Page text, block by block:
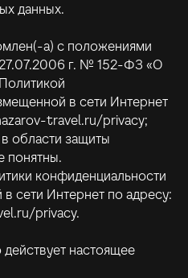
данных.
а) с положениями
г. № 152-ФЗ «О
в сети Интернет
travel.ru/privacy;
области защиты
понятны.
конфиденциальности
сети Интернет по адресу:
privacy.
настоящее